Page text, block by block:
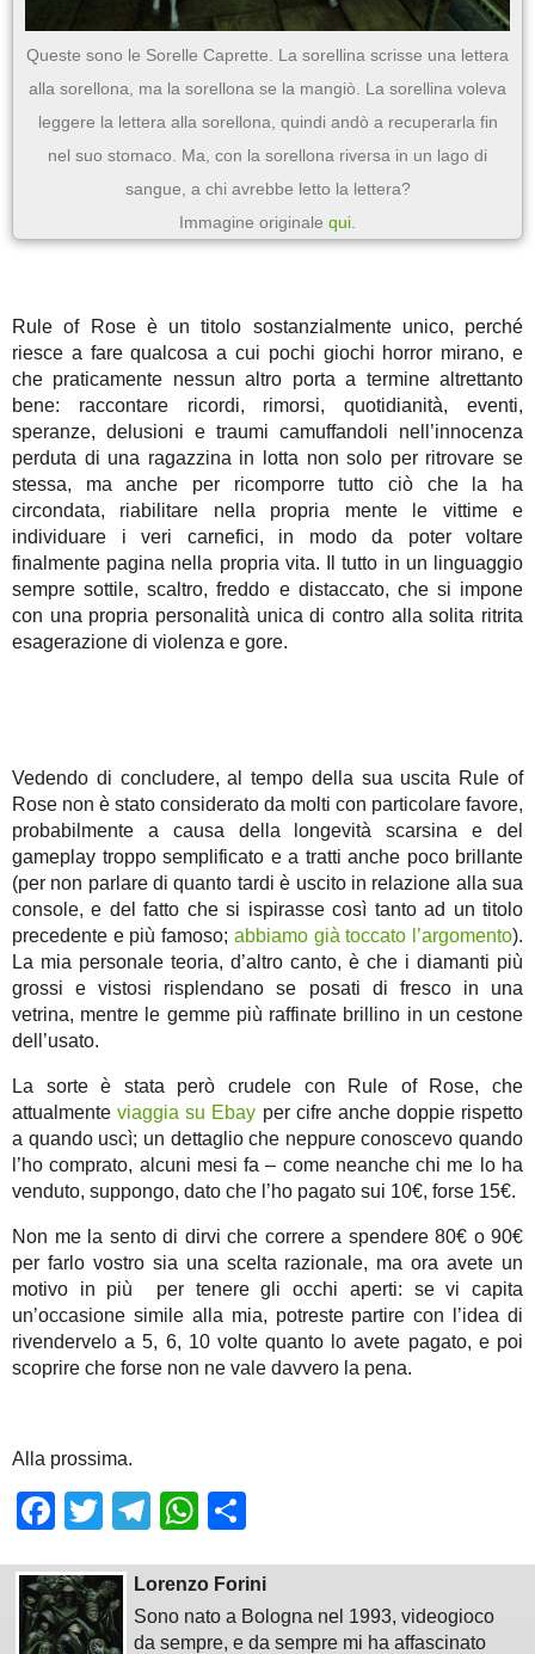
Queste sono le Sorelle Caprette. La sorellina scrisse una lettera
alla sorellona, ma la sorellona se la mangiò. La sorellina voleva
leggere la lettera alla sorellona, quindi andò a recuperarla fin
nel suo stomaco. Ma, con la sorellona riversa in un lago di
sangue, a chi avrebbe letto la lettera?
Immagine originale qui
Rule of Rose è un titolo sostanzialmente unico, perché
riesce a fare qualcosa a cui pochi giochi horror mirano, e
che praticamente nessun altro porta a termine altrettanto
bene: raccontare ricordi, rimorsi, quotidianità, eventi,
speranze, delusioni e traumi camuffandoli nell’innocenza
perduta di una ragazzina in lotta non solo per ritrovare se
stessa, ma anche per ricomporre tutto ciò che la ha
circondata, riabilitare nella propria mente le vittime e
individuare i veri carnefici, in modo da poter voltare
finalmente pagina nella propria vita. Il tutto in un linguaggio
sempre sottile, scaltro, freddo e distaccato, che si impone
con una propria personalità unica di contro alla solita ritrita
esagerazione di violenza e gore.
Vedendo di concludere, al tempo della sua uscita Rule of
Rose non è stato considerato da molti con particolare favore,
probabilmente a causa della longevità scarsina e del
gameplay troppo semplificato e a tratti anche poco brillante
(per non parlare di quanto tardi è uscito in relazione alla sua
console, e del fatto che si ispirasse così tanto ad un titolo
precedente e più famoso; abbiamo già toccato l’argomento).
La mia personale teoria, d’altro canto, è che i diamanti più
grossi e vistosi risplendano se posati di fresco in una
vetrina, mentre le gemme più raffinate brillino in un cestone
dell’usato.
La sorte è stata però crudele con Rule of Rose, che
attualmenteviaggia su Ebay per cifre anche doppie rispetto
a quando uscì; un dettaglio che neppure conoscevo quando
l’ho comprato, alcuni mesi fa – come neanche chi me lo ha
venduto, suppongo, dato che l’ho pagato sui 10€, forse 15€.
Non me la sento di dirvi che correre a spendere 80€ o 90€
per farlo vostro sia una scelta razionale, ma ora avete un
motivo in più per tenere gli occhi aperti: se vi capita
un’occasione simile alla mia, potreste partire con l’idea di
rivendervelo a 5, 6, 10 volte quanto lo avete pagato, e poi
scoprire che forse non ne vale davvero la pena.
Alla prossima.
Facebook
TwitterTelegram
WhatsApp
Lorenzo Forini
Sono nato a Bologna nel 1993, videogioco
da sempre, e da sempre mi ha affascinato